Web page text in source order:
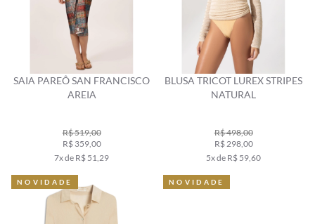
SAIA PAREÔ SAN FRANCISCO
AREIA
R$ 519,00
R$ 359,00
7x de R$ 51,29
BLUSA TRICOT LUREX STRIPES
NATURAL
R$ 498,00
R$ 298,00
5x de R$ 59,60
NOVIDADE NOVIDADE